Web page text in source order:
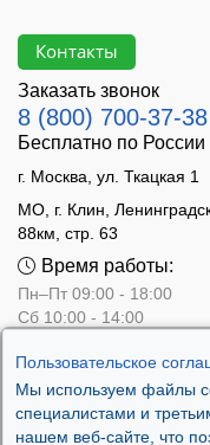
Пользовательское
Мы используем файлы
специалистами и
нашем веб-сайте, что
Контакты
Заказать звонок
8 (800) 700-37-38
Бесплатно по России
г. Москва, ул. Ткацкая 1
МО, г. Клин,
88км, стр. 63
Время работы:
Пн–Пт 09:00 - 18:00
Сб 10:00 - 14:00